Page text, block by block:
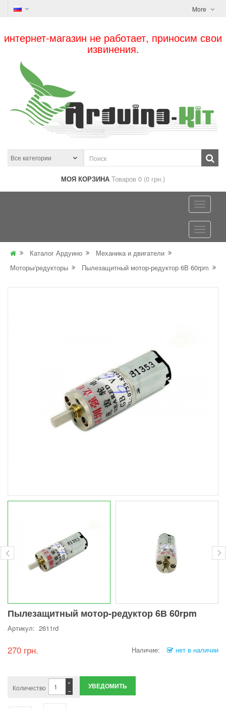
More
интернет-магазин не работает, приносим свои
извинения.
МОЯ КОРЗИНА Товаров 0 (0 грн.)
Каталог Ардуино
Механика и двигатели
Моторы/редукторы
Пылезащитный мотор-редуктор 6В 60rpm
Пылезащитный мотор-редуктор 6В 60rpm
Артикул: 2611rd
270 грн. Наличие: нет в наличии
Количество −
+ УВЕДОМИТЬ